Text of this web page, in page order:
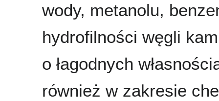
wody, metanolu,
hydrofilności węgli
o łagodnych
również w zakresie